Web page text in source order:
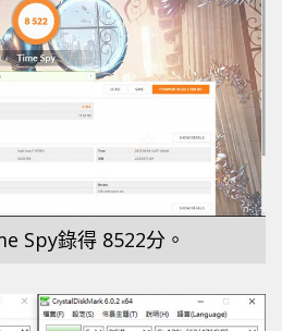
Spy錄得 8522分。